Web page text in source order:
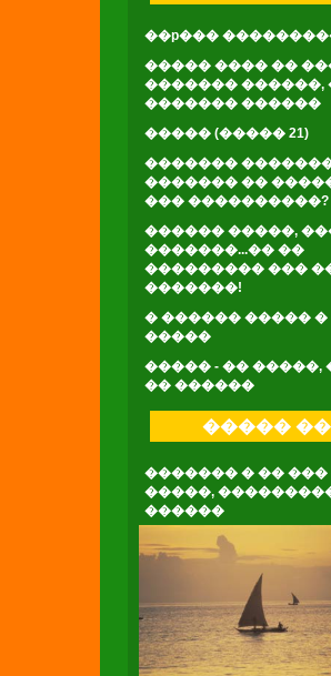
��p���
����� ���� ��
������� ������,
������� ������
����� (����� 21)
�������
������� ��
��� ����������?
������ �����,
�������...�� ��
��������� ���
�������!
� ������ �����
�����
����� - �� �����,
�� ������
�����
������� � ��
�����,
������